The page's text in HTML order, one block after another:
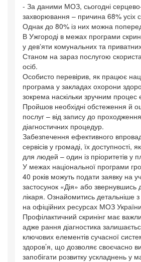
- За даними МОЗ, сьогодні
захворювання – причина 68% усіх
Однак до 80% із них можна
В Ужгороді в межах програми
у девʼяти комунальних та
Станом на зараз послугою
осіб.
Особисто перевірив, як працює
програма у закладах охорони
зокрема наскільки зручним процес
Пройшов необхідні обстеження й
послуг – від запису до
діагностичних процедур.
Забезпечення ефективного
сервісів у громаді, їх доступності,
для людей – один із пріоритетів у
У межах національної програми
40 років можуть подати заявку на
застосунок «Дія» або звернувшись
лікаря. Ознайомитись детальніше
на офіційних ресурсах МОЗ
Профілактичний скринінг має
адже рання діагностика
ключових елементів сучасної
здоров’я, що дозволяє своєчасно
запобігати розвитку ускладнень у